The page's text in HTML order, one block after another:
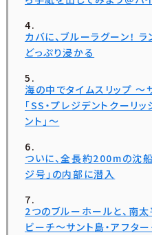
カバに、ブルーラグーン！
どっぷり浸かる
海の中でタイムスリップ
「SS・プレジデントクーリ
ント」〜
ついに、全長約200mの沈船
ジ号」の内部に潜入
2つのブルーホールと、南
ビーチ〜サント島・アフタ